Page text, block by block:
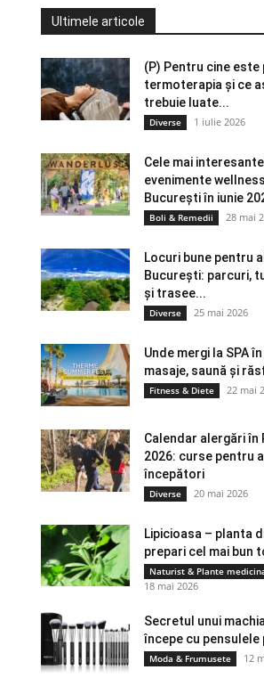
Ultimele articole
(P) Pentru cine
termoterapia și ce
trebuie luate...
Diverse 1 iulie 2026
Cele mai interesante
evenimente
București în iunie
Boli & Remedii 28 mai
Locuri bune pentru
București: parcuri,
și trasee...
Diverse 25 mai 2026
Unde mergi la SPA
masaje, saună și
Fitness & Diete 22 mai
Calendar alergări în
2026: curse pentru
începători
Diverse 20 mai 2026
Lipicioasa – planta
prepari cel mai bun
Naturist & Plante
18 mai 2026
Secretul unui
începe cu
Moda & Frumusete 12